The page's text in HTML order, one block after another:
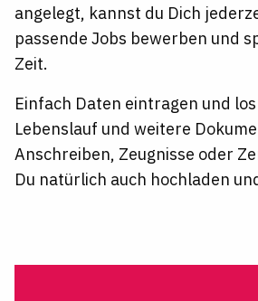
angelegt, kannst du Dich
passende Jobs bewerben und
Zeit.
Einfach Daten eintragen und los
Lebenslauf und weitere
Anschreiben, Zeugnisse oder
Du natürlich auch hochladen